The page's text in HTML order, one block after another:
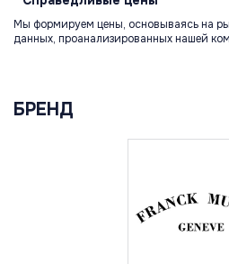
Мы формируем цены, основываясь на
данных, проанализированных нашей
БРЕНД